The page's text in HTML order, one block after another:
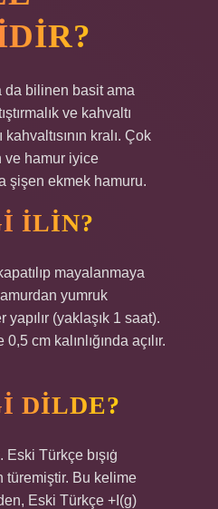
da bilinen basit ama
ve kahvaltı
kralı. Çok
ve hamur iyice
şişen ekmek hamuru.
ILIN?
mayalanmaya
yumruk
(yaklaşık 1 saat).
cm kalınlığında açılır.
DILDE?
Türkçe bışıġ
türemiştir. Bu kelime
Eski Türkçe +I(g)